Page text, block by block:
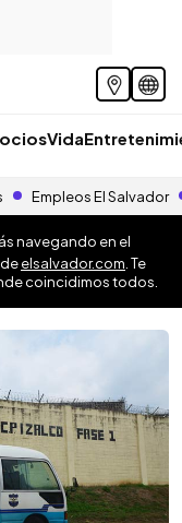
Vida
Empleos El Salvador
navegando en el
elsalvador.com . Te
coincidimos todos.